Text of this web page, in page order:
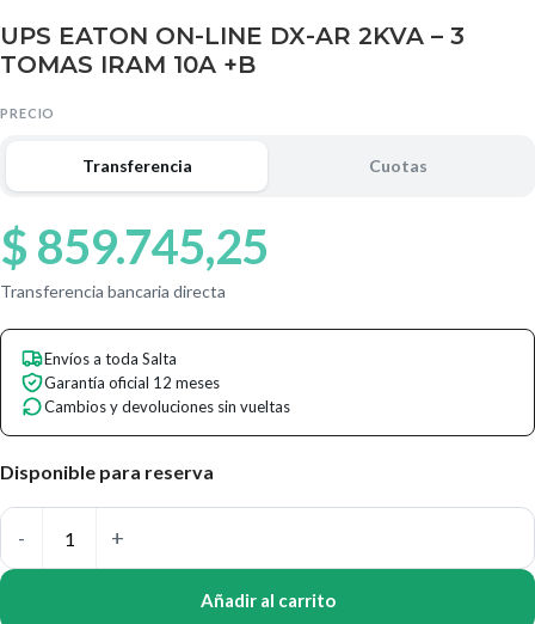
UPS EATON ON-LINE DX-AR 2KVA – 3
TOMAS IRAM 10A +B
PRECIO
Transferencia Cuotas
$ 859.745,25
Transferencia bancaria directa
Envíos a toda Salta
Garantía oficial 12 meses
Cambios y devoluciones sin vueltas
Disponible para reserva
Añadir al carrito